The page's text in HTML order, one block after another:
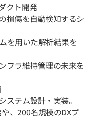
クト開発
損傷を自動検知するシ
を用いた解析結果を
フラ維持管理の未来を
ステム設計・実装。
、200名規模のDXプ